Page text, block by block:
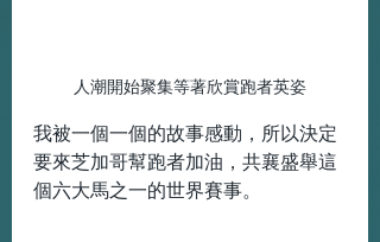
人潮開始聚集等著欣賞跑者英姿
我被一個一個的故事感動，所以決定
要來芝加哥幫跑者加油，共襄盛舉這
個六大馬之一的世界賽事。